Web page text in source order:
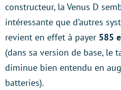
constructeur, la Venus D
intéressante que d’autres
revient en effet à payer 585
(dans sa version de base, le
diminue bien entendu en
batteries).